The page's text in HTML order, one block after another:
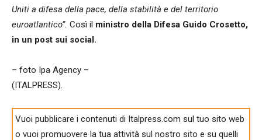
Uniti a difesa della pace, della stabilità e del territorio
euroatlantico”. Così il ministro della Difesa Guido Crosetto,
in un post sui social.
– foto Ipa Agency –
(ITALPRESS).
Vuoi pubblicare i contenuti di Italpress.com sul tuo sito web
o vuoi promuovere la tua attività sul nostro sito e su quelli